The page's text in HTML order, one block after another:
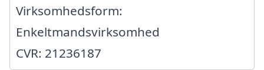
Virksomhedsform:
Enkeltmandsvirksomhed
CVR: 21236187